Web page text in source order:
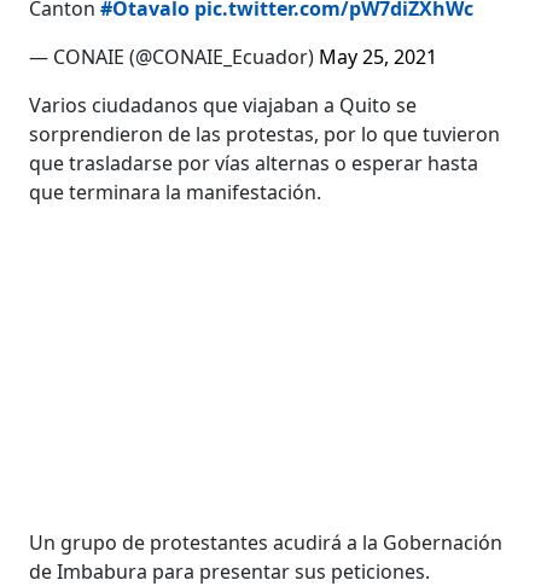
Canton#Otavalo pic.twitter.com/pW7diZXhWc
— CONAIE (@CONAIE_Ecuador) May 25, 2021
Varios ciudadanos que viajaban a Quito se
sorprendieron de las protestas, por lo que tuvieron
que trasladarse por vías alternas o esperar hasta
que terminara la manifestación.
Un grupo de protestantes acudirá a la Gobernación
de Imbabura para presentar sus peticiones.